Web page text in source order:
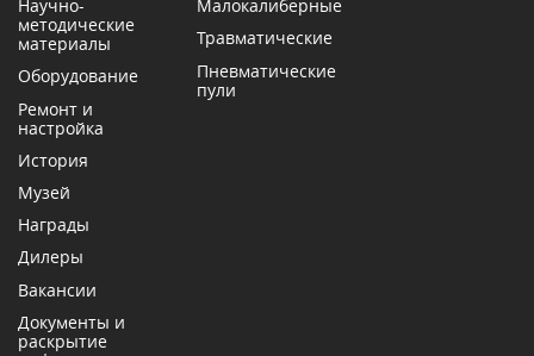
Научно-
методические
материалы
Оборудование
Ремонт и
настройка
История
Музей
Награды
Дилеры
Вакансии
Документы и
раскрытие
Малокалиберные
Травматические
Пневматические
пули